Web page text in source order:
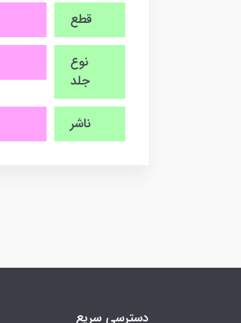
قطع
نوع
جلد
ناشر
دسترسی سریع